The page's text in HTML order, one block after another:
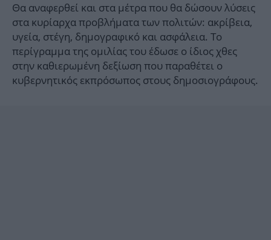
Θα αναφερθεί και στα μέτρα που θα δώσουν λύσεις
στα κυρίαρχα προβλήματα των πολιτών: ακρίβεια,
υγεία, στέγη, δημογραφικό και ασφάλεια. Το
περίγραμμα της ομιλίας του έδωσε ο ίδιος χθες
στην καθιερωμένη δεξίωση που παραθέτει ο
κυβερνητικός εκπρόσωπος στους δημοσιογράφους.